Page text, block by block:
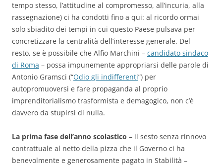
tempo stesso, l’attitudine al compromesso, all’incuria, alla
rassegnazione) ci ha condotti fino a qui: al ricordo ormai
solo sbiadito dei tempi in cui questo Paese pulsava per
concretizzare la centralità dell’interesse generale. Del
resto, se è possibile che Alfio Marchini – candidato sindaco
di Roma – possa impunemente appropriarsi delle parole di
Antonio Gramsci (“Odio gli indifferenti”) per
autopromuoversi e fare propaganda al proprio
imprenditorialismo trasformista e demagogico, non c’è
davvero da stupirsi di nulla.
La prima fase dell’anno scolastico – il sesto senza rinnovo
contrattuale al netto della pizza che il Governo ci ha
benevolmente e generosamente pagato in Stabilità –